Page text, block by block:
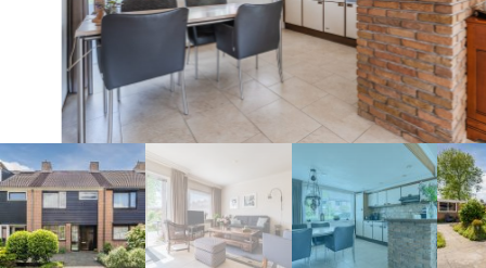
– Ganimedesstraat 16, 1562